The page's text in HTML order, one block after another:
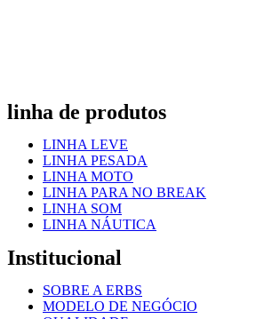
linha de produtos
LINHA LEVE
LINHA PESADA
LINHA MOTO
LINHA PARA NO BREAK
LINHA SOM
LINHA NÁUTICA
Institucional
SOBRE A ERBS
MODELO DE NEGÓCIO